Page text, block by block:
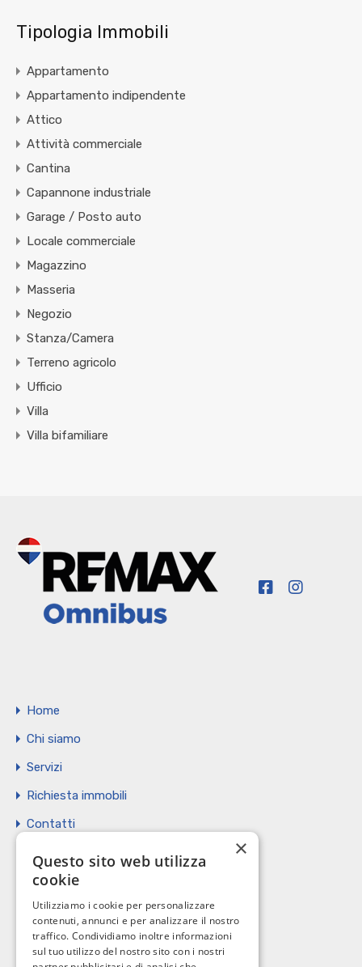
Tipologia Immobili
Appartamento
Appartamento indipendente
Attico
Attività commerciale
Cantina
Capannone industriale
Garage / Posto auto
Locale commerciale
Magazzino
Masseria
Negozio
Stanza/Camera
Terreno agricolo
Ufficio
Villa
Villa bifamiliare
Home
Chi siamo
Servizi
Richiesta immobili
Contatti
Vendi il tuo immobile
Privacy Policy
Cookie policy
×
Questo sito web utilizza
cookie
Utilizziamo i cookie per personalizzare
contenuti, annunci e per analizzare il nostro
traffico. Condividiamo inoltre informazioni
sul tuo utilizzo del nostro sito con i nostri